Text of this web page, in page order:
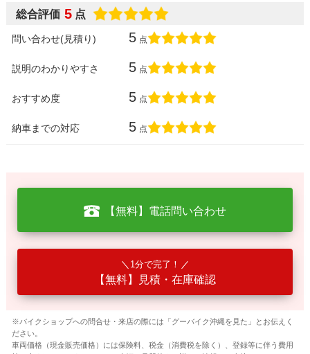
総合評価 5 点
問い合わせ(見積り) 5 点
説明のわかりやすさ 5 点
おすすめ度 5 点
納車までの対応 5 点
【無料】電話問い合わせ
1分で完了！
【無料】見積・在庫確認
※バイクショップへの問合せ・来店の際には「グーバイク沖縄を見た」とお伝えく
ださい。
車両価格（現金販売価格）には保険料、税金（消費税を除く）、登録等に伴う費用